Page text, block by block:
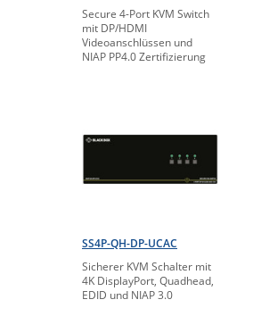
Secure 4-Port KVM Switch
mit DP/HDMI
Videoanschlüssen und
NIAP PP4.0 Zertifizierung
SS4P-QH-DP-UCAC
Sicherer KVM Schalter mit
4K DisplayPort, Quadhead,
EDID und NIAP 3.0